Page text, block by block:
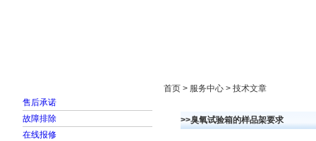
售后承诺
故障排除
在线报修
首页 > 服务中心 > 技术文章
>>臭氧试验箱的样品架要求